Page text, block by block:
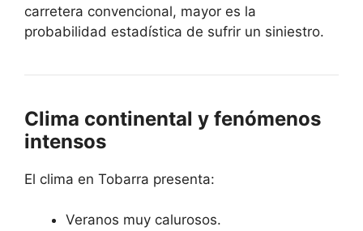
carretera convencional, mayor es la
probabilidad estadística de sufrir un siniestro.
Clima continental y fenómenos
intensos
El clima en Tobarra presenta:
Veranos muy calurosos.